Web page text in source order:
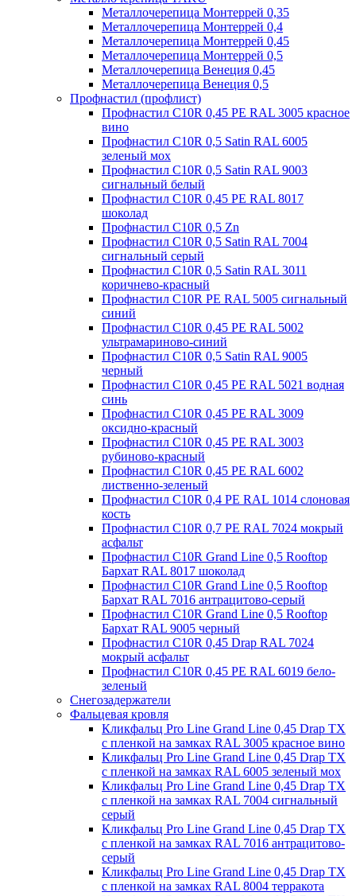
Металлочерепица Монтеррей 0,35
Металлочерепица Монтеррей 0,4
Металлочерепица Монтеррей 0,45
Металлочерепица Монтеррей 0,5
Металлочерепица Венеция 0,45
Металлочерепица Венеция 0,5
Профнастил (профлист)
Профнастил С10R 0,45 PE RAL 3005 красное
вино
Профнастил С10R 0,5 Satin RAL 6005
зеленый мох
Профнастил С10R 0,5 Satin RAL 9003
сигнальный белый
Профнастил С10R 0,45 PE RAL 8017
шоколад
Профнастил С10R 0,5 Zn
Профнастил С10R 0,5 Satin RAL 7004
сигнальный серый
Профнастил С10R 0,5 Satin RAL 3011
коричнево-красный
Профнастил С10R PE RAL 5005 сигнальный
синий
Профнастил С10R 0,45 PE RAL 5002
ультрамариново-синий
Профнастил С10R 0,5 Satin RAL 9005
черный
Профнастил С10R 0,45 PE RAL 5021 водная
синь
Профнастил С10R 0,45 PE RAL 3009
оксидно-красный
Профнастил С10R 0,45 PE RAL 3003
рубиново-красный
Профнастил С10R 0,45 PE RAL 6002
лиственно-зеленый
Профнастил С10R 0,4 PE RAL 1014 слоновая
кость
Профнастил С10R 0,7 PE RAL 7024 мокрый
асфальт
Профнастил С10R Grand Line 0,5 Rooftop
Бархат RAL 8017 шоколад
Профнастил С10R Grand Line 0,5 Rooftop
Бархат RAL 7016 антрацитово-серый
Профнастил С10R Grand Line 0,5 Rooftop
Бархат RAL 9005 черный
Профнастил С10R 0,45 Drap RAL 7024
мокрый асфальт
Профнастил С10R 0,45 PE RAL 6019 бело-
зеленый
Снегозадержатели
Фальцевая кровля
Кликфальц Pro Line Grand Line 0,45 Drap TX
с пленкой на замках RAL 3005 красное вино
Кликфальц Pro Line Grand Line 0,45 Drap TX
с пленкой на замках RAL 6005 зеленый мох
Кликфальц Pro Line Grand Line 0,45 Drap TX
с пленкой на замках RAL 7004 сигнальный
серый
Кликфальц Pro Line Grand Line 0,45 Drap TX
с пленкой на замках RAL 7016 антрацитово-
серый
Кликфальц Pro Line Grand Line 0,45 Drap TX
с пленкой на замках RAL 8004 терракота